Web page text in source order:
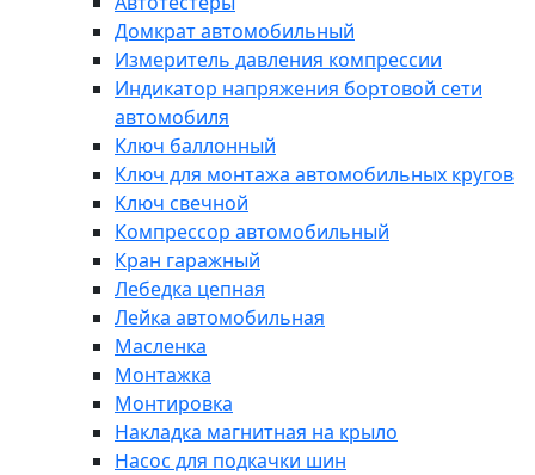
Домкрат автомобильный
Измеритель давления компрессии
Индикатор напряжения бортовой сети
автомобиля
Ключ баллонный
Ключ для монтажа автомобильных кругов
Ключ свечной
Компрессор автомобильный
Кран гаражный
Лебедка цепная
Лейка автомобильная
Масленка
Монтажка
Монтировка
Накладка магнитная на крыло
Насос для подкачки шин